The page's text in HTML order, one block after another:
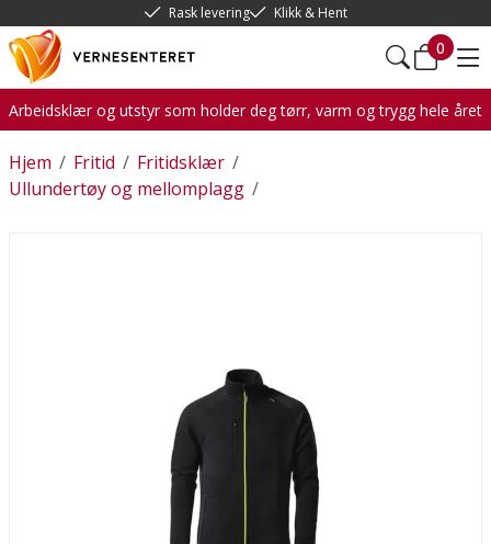
Rask levering Klikk & Hent
0
Arbeidsklær og utstyr som holder deg tørr, varm og trygg hele året
/
Hjem /
Fritid /
Fritidsklær
/
Ullundertøy og mellomplagg